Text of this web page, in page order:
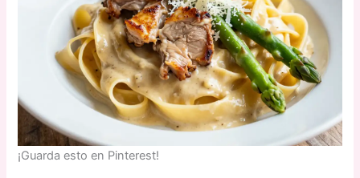
¡Guarda esto en Pinterest!